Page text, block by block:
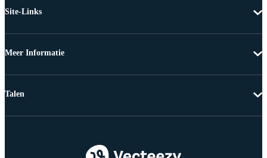
Site-Links
Meer Informatie
Talen